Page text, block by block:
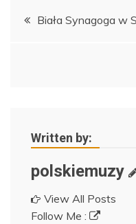
Nawigacja
Biała Synagoga w
Written by:
polskiemuzy
View All Posts
Follow Me :